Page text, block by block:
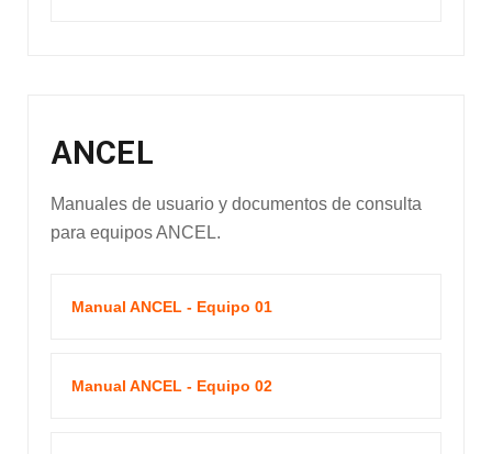
ANCEL
Manuales de usuario y documentos de consulta
para equipos ANCEL.
Manual ANCEL - Equipo 01
Manual ANCEL - Equipo 02